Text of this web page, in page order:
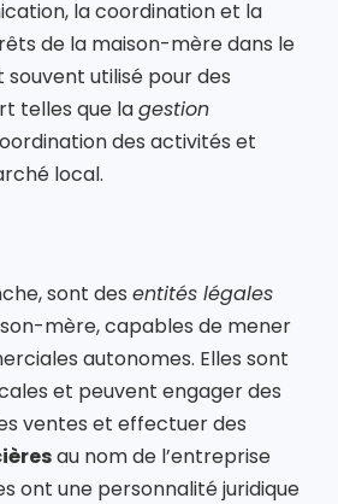
la coordination et la
de la maison-mère dans le
souvent utilisé pour des
telles que lagestion
des activités et
local.
sont des entités légales
mère, capables de mener
autonomes. Elles sont
et peuvent engager des
ventes et effectuer des
au nom de l’entreprise
ont une personnalité juridique